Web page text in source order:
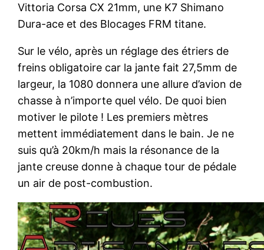
Vittoria Corsa CX 21mm, une K7 Shimano
Dura-ace et des Blocages FRM titane.
Sur le vélo, après un réglage des étriers de
freins obligatoire car la jante fait 27,5mm de
largeur, la 1080 donnera une allure d’avion de
chasse à n’importe quel vélo. De quoi bien
motiver le pilote ! Les premiers mètres
mettent immédiatement dans le bain. Je ne
suis qu’à 20km/h mais la résonance de la
jante creuse donne à chaque tour de pédale
un air de post-combustion.